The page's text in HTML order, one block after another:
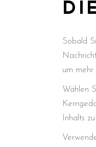
Sobald
um mehr
Wählen
Inhalts